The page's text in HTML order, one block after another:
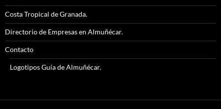
Costa Tropical de Granada.
Directorio de Empresas en Almuñécar.
Contacto
Logotipos Guía de Almuñécar.